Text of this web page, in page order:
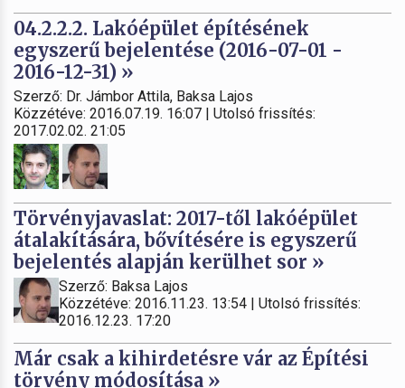
04.2.2.2. Lakóépület építésének
egyszerű bejelentése (2016-07-01 -
2016-12-31) »
Szerző: Dr. Jámbor Attila, Baksa Lajos
Közzétéve: 2016.07.19. 16:07 | Utolsó frissítés:
2017.02.02. 21:05
Törvényjavaslat: 2017-től lakóépület
átalakítására, bővítésére is egyszerű
bejelentés alapján kerülhet sor »
Szerző: Baksa Lajos
Közzétéve: 2016.11.23. 13:54 | Utolsó frissítés:
2016.12.23. 17:20
Már csak a kihirdetésre vár az Építési
törvény módosítása »